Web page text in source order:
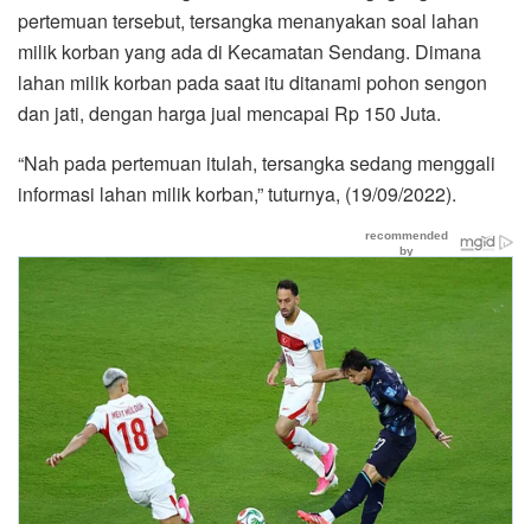
pertemuan tersebut, tersangka menanyakan soal lahan
milik korban yang ada di Kecamatan Sendang. Dimana
lahan milik korban pada saat itu ditanami pohon sengon
dan jati, dengan harga jual mencapai Rp 150 Juta.
“Nah pada pertemuan itulah, tersangka sedang menggali
informasi lahan milik korban,” tuturnya, (19/09/2022).